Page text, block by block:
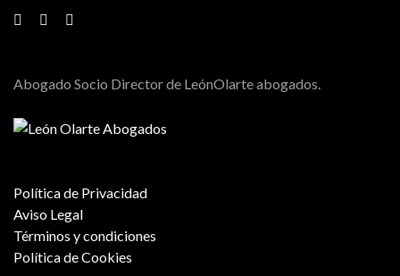
Abogado Socio Director de LeónOlarte abogados.
Política de Privacidad
Aviso Legal
Términos y condiciones
Política de Cookies